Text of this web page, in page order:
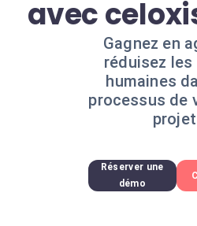
avec
Gagnez en
réduisez les
humaines
processus de
Réserver une
démo